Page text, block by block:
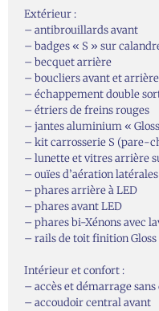
Extérieur :
– antibrouillards avant
– badges « S » sur
– becquet arrière
– boucliers avant et
– échappement double
– étriers de freins rouges
– jantes aluminium «
– kit carrosserie S (pare-
– lunette et vitres arrière
– ouïes d’aération
– phares arrière à LED
– phares avant LED
– phares bi-Xénons avec
– rails de toit finition Gloss
Intérieur et confort :
– accès et démarrage sans
– accoudoir central avant